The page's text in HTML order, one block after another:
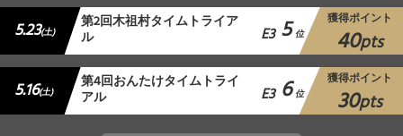
5.23(土) 第2回木祖村タイムトライア
ル E3 5 位
獲得ポイント
40pts
5.16(土) 第4回おんたけタイムトライ
アル E3 6 位
獲得ポイント
30pts